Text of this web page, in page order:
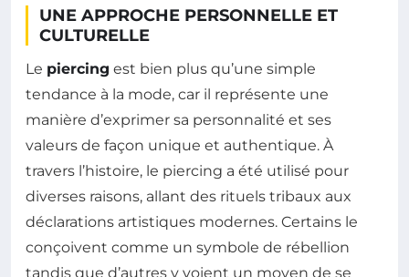
UNE APPROCHE PERSONNELLE ET
CULTURELLE
Le piercing est bien plus qu’une simple
tendance à la mode, car il représente une
manière d’exprimer sa personnalité et ses
valeurs de façon unique et authentique. À
travers l’histoire, le piercing a été utilisé pour
diverses raisons, allant des rituels tribaux aux
déclarations artistiques modernes. Certains le
conçoivent comme un symbole de rébellion
tandis que d’autres y voient un moyen de se